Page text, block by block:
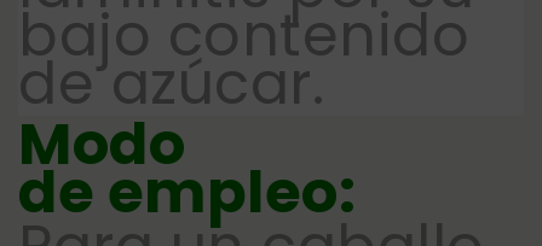
bajo contenido
de azúcar.
Modo
de empleo: